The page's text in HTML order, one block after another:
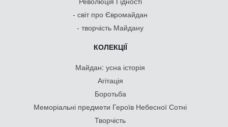
- світ про Євромайдан
- творчість Майдану
КОЛЕКЦІЇ
Майдан: усна історія
Агітація
Боротьба
Меморіальні предмети Героїв Небесної Сотні
Творчість